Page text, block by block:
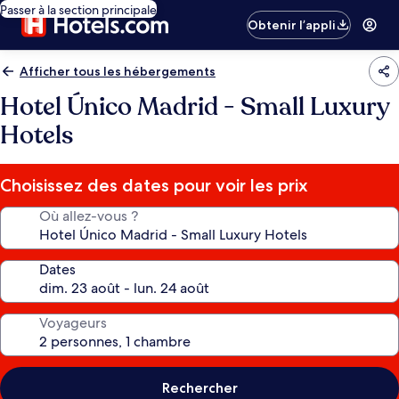
Passer à la section principale
Obtenir l’appli
Afficher tous les hébergements
Hotel Único Madrid - Small Luxury
Hotels
Choisissez des dates pour voir les prix
Où allez-vous ?
Dates
Voyageurs
Rechercher